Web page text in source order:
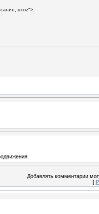
ucoz">
Добавлять комментарии
[